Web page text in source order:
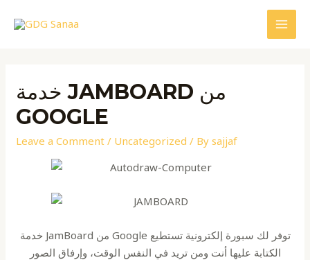
خدمة JAMBOARD من
GOOGLE
Leave a Comment / Uncategorized / Bysajjaf
خدمة JamBoard من Google توفر لك سبورة إلكترونية تستطيع
الكتابة عليها أنت ومن تريد في النفس الوقت، وإرفاق الصور